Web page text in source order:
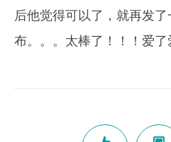
后他觉得可以了，就再发
布。。。太棒了！！！爱了